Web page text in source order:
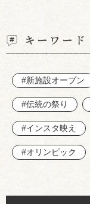
キーワード
#新施設オープン
#伝統の祭り
#インスタ映え
#オリンピック